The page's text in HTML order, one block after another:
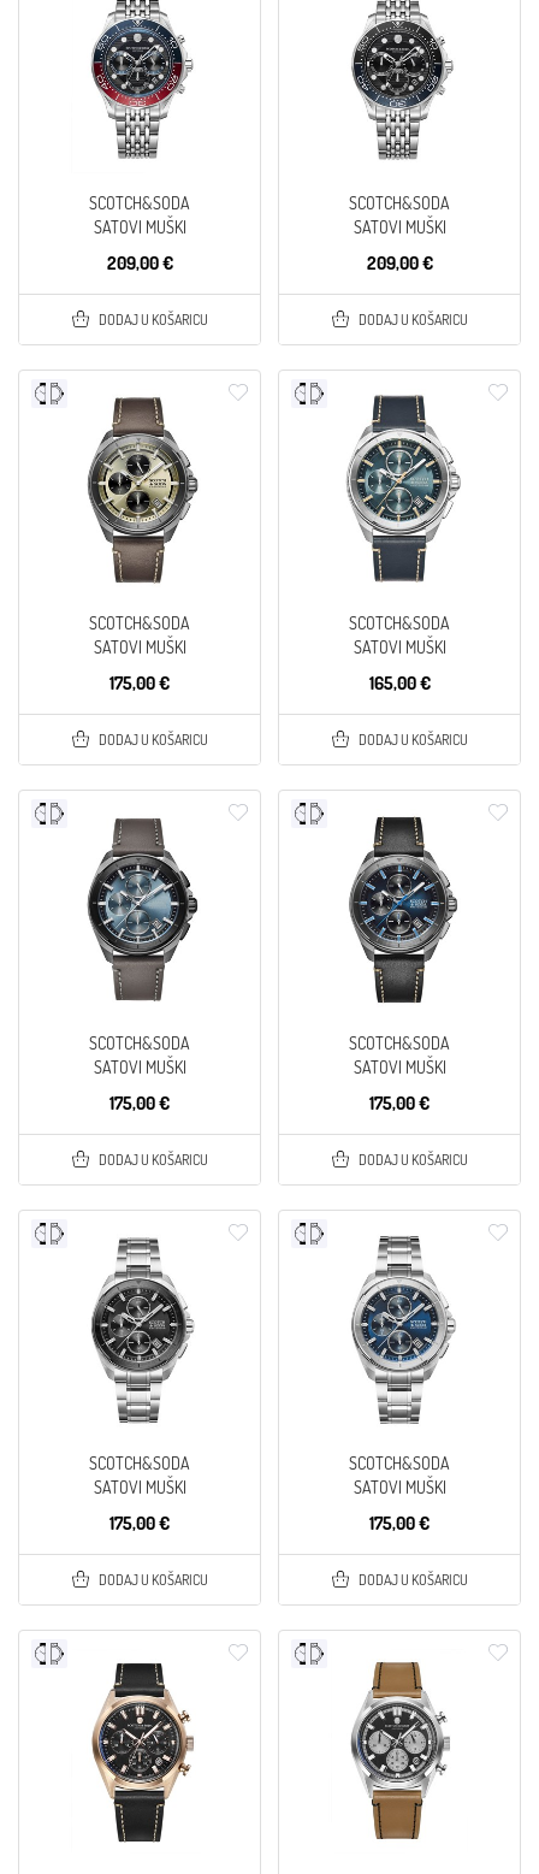
SCOTCH&SODA
SATOVI MUŠKI
209,00 €
DODAJ U KOŠARICU
SCOTCH&SODA
SATOVI MUŠKI
209,00 €
DODAJ U KOŠARICU
SCOTCH&SODA
SATOVI MUŠKI
175,00 €
DODAJ U KOŠARICU
SCOTCH&SODA
SATOVI MUŠKI
165,00 €
DODAJ U KOŠARICU
SCOTCH&SODA
SATOVI MUŠKI
175,00 €
DODAJ U KOŠARICU
SCOTCH&SODA
SATOVI MUŠKI
175,00 €
DODAJ U KOŠARICU
SCOTCH&SODA
SATOVI MUŠKI
175,00 €
DODAJ U KOŠARICU
SCOTCH&SODA
SATOVI MUŠKI
175,00 €
DODAJ U KOŠARICU